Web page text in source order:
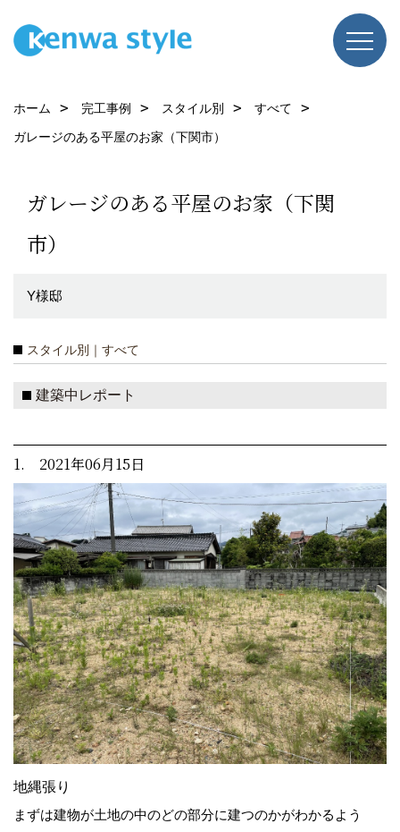
ホーム 完工事例 スタイル別
すべて
ガレージのある平屋のお家（下関市）
ガレージのある平屋のお家（下関
市）
Y様邸
スタイル別｜すべて
建築中レポート
1. 2021年06月15日
地縄張り
まずは建物が土地の中のどの部分に建つのかがわかるよう